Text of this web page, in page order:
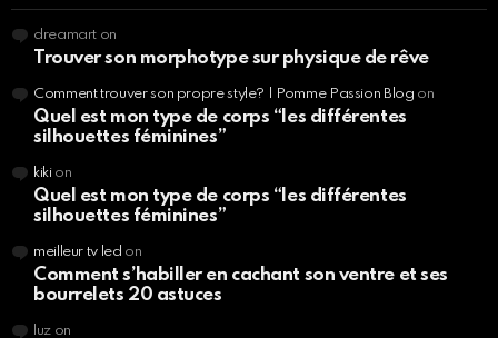
dreamart on
Trouver son morphotype sur physique de rêve
Comment trouver son propre style? | Pomme Passion Blog on
Quel est mon type de corps “les différentes
silhouettes féminines”
kikion
Quel est mon type de corps “les différentes
silhouettes féminines”
meilleur tv led on
Comment s’habiller en cachant son ventre et ses
bourrelets 20 astuces
luzon